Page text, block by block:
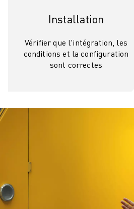
Installation
Vérifier que l'intégration, les
conditions et la configuration
sont correctes